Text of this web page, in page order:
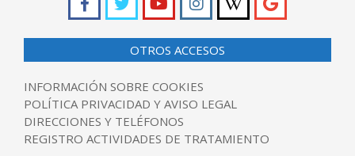
OTROS ACCESOS
INFORMACIÓN SOBRE COOKIES
POLÍTICA PRIVACIDAD Y AVISO LEGAL
DIRECCIONES Y TELÉFONOS
REGISTRO ACTIVIDADES DE TRATAMIENTO